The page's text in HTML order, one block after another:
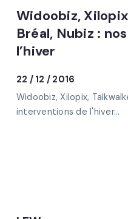
Widoobiz,
Bréal, Nubiz :
l’hiver
22 / 12 / 2016
Widoobiz, Xilopix,
interventions de l'hiver...